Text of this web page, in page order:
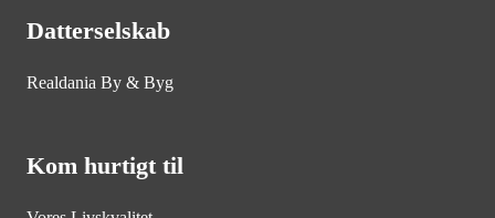
Datterselskab
Realdania By & Byg
Kom hurtigt til